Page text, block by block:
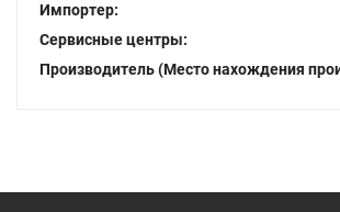
Импортер:
Сервисные центры:
Производитель (Место нахождения